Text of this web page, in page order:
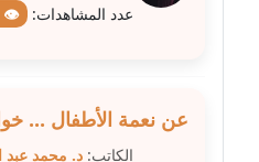
مدونة غادة سيد
عدد المشاهدات: 👁 4853
عن نعمة الأطفال ...
الكاتب: د. محمد عبد